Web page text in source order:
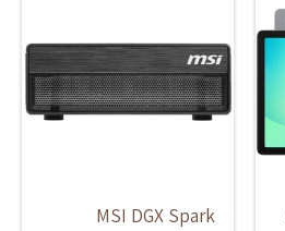
MSI DGX Spark